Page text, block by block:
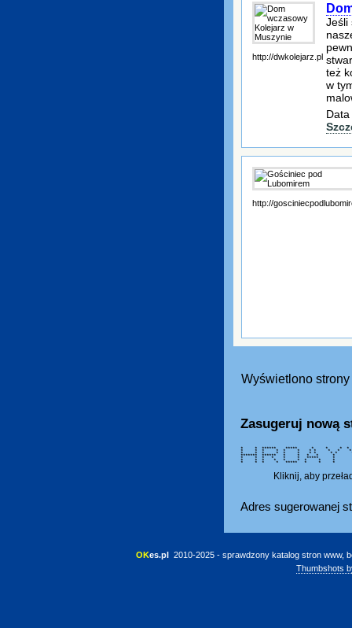
http://dwkolejarz.pl
Jeśli
też
w
http://
Wyświetlono
Zasugeruj nową
* * ****** ***** * * *
* * * * * * * * *
* * * * * * * * *
******* ****** * * *
* * * * * *
* * * * * * *
* * * * ***** * * *
Kliknij, aby
Adres sugerowanej
OKes.pl 2010-2025 - sprawdzony katalog stron www,
Thumbshots